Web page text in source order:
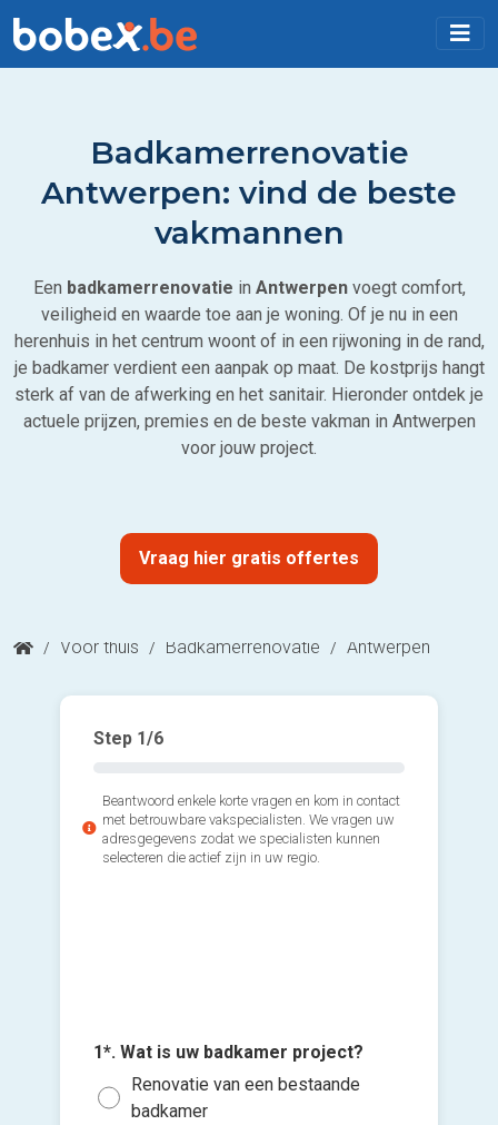
Badkamerrenovatie
Antwerpen: vind de beste
vakmannen
Een badkamerrenovatie in Antwerpenvoegt comfort,
veiligheid en waarde toe aan je woning. Of je nu in een
herenhuis in het centrum woont of in een rijwoning in de rand,
je badkamer verdient een aanpak op maat. De kostprijs hangt
sterk af van de afwerking en het sanitair. Hieronder ontdek je
actuele prijzen, premies en de beste vakman in Antwerpen
voor jouw project.
Vraag hier gratis offertes
/ Voor thuis / Badkamerrenovatie / Antwerpen
Step 1/6
Beantwoord enkele korte vragen en kom in contact
met betrouwbare vakspecialisten. We vragen uw
adresgegevens zodat we specialisten kunnen
selecteren die actief zijn in uw regio.
1*. Wat is uw badkamer project?
Renovatie van een bestaande
badkamer